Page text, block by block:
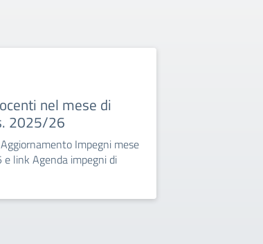
nel mese di
2025/26
Impegni mese
link Agenda impegni di